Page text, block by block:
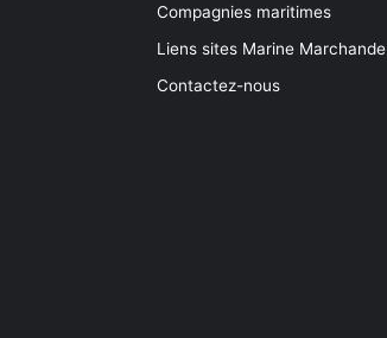
Compagnies maritimes
Liens sites Marine Marchande
Contactez-nous